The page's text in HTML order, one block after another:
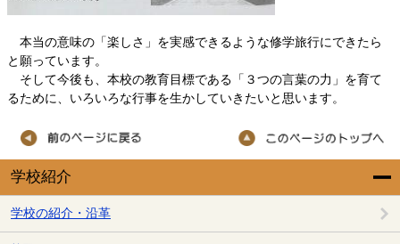
学校紹介
学校の紹介・沿革
本当の意味の「楽しさ」を実感できるような修学旅行にできたら
と願っています。
そして今後も、本校の教育目標である「３つの言葉の力」を育て
るために、いろいろな行事を生かしていきたいと思います。